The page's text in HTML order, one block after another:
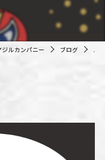
ルカンパニー ブログ .